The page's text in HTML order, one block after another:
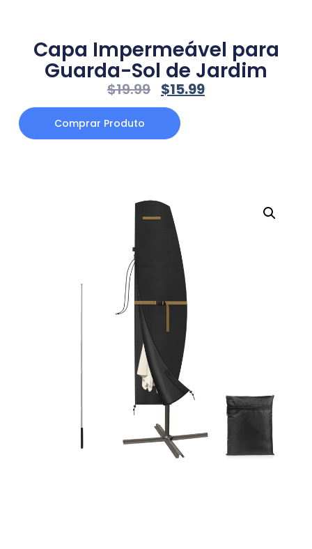
Capa Impermeável para
Guarda-Sol de Jardim
$19.99 $15.99
Comprar Produto